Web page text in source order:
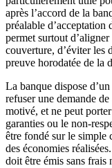
après l’accord de la
préalable
permet surtout
couverture, d’éviter les
preuve horodatée de la
La banque dispose
refuser une demande
motivé, et ne peut
garanties ou le non-
être fondé sur le simple
des économies
doit être émis sans